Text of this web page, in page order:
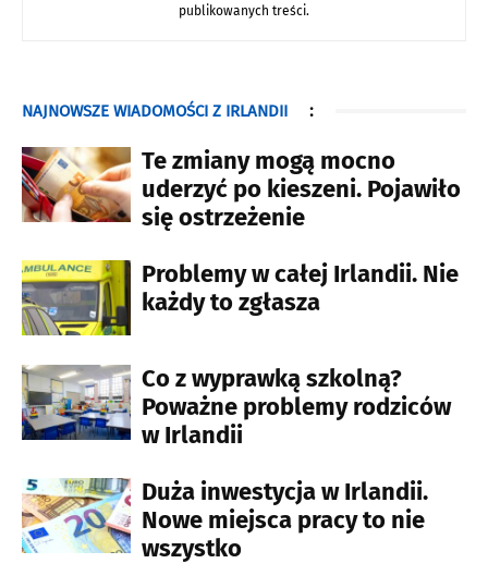
publikowanych treści.
NAJNOWSZE WIADOMOŚCI Z IRLANDII :
Te zmiany mogą mocno
uderzyć po kieszeni. Pojawiło
się ostrzeżenie
Problemy w całej Irlandii. Nie
każdy to zgłasza
Co z wyprawką szkolną?
Poważne problemy rodziców
w Irlandii
Duża inwestycja w Irlandii.
Nowe miejsca pracy to nie
wszystko